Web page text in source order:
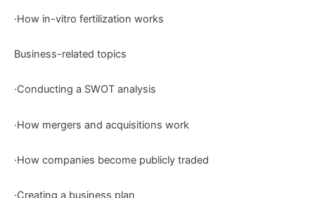
·How in-vitro fertilization works
Business-related topics
·Conducting a SWOT analysis
·How mergers and acquisitions work
·How companies become publicly traded
·Creating a business plan